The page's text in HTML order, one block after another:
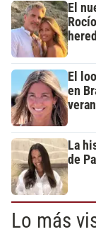
El
El
en
La
de
Lo más